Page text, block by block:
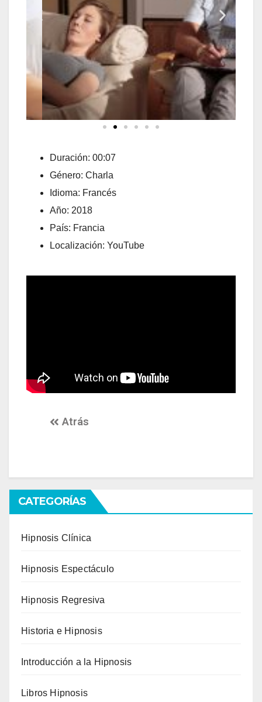
Duración: 00:07
Género: Charla
Idioma: Francés
Año: 2018
País: Francia
Localización: YouTube
Atrás
CATEGORÍAS
Hipnosis Clínica
Hipnosis Espectáculo
Hipnosis Regresiva
Historia e Hipnosis
Introducción a la Hipnosis
Libros Hipnosis